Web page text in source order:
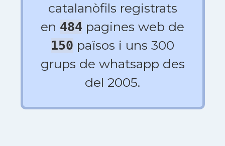
catalanòfils registrats
en 484 pagines web de
150 països i uns 300
grups de whatsapp des
del 2005.